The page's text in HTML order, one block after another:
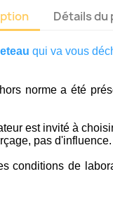
Détails du
qui va vous
norme a été
est invité à
pas
conditions de